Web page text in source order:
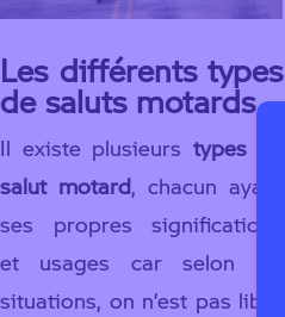
Les différents types
de saluts motards
Il existe plusieurs types de
salut motard, chacun ayant
ses propres significations
et usages car selon les
situations, on n’est pas libre